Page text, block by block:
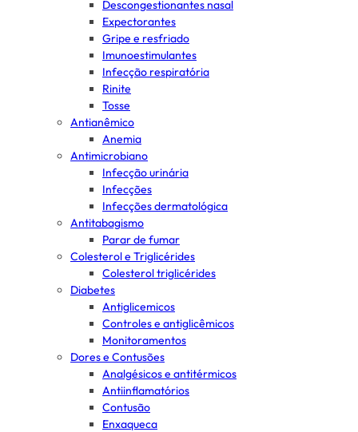
Descongestionantes nasal
Expectorantes
Gripe e resfriado
Imunoestimulantes
Infecção respiratória
Rinite
Tosse
Antianêmico
Anemia
Antimicrobiano
Infecção urinária
Infecções
Infecções dermatológica
Antitabagismo
Parar de fumar
Colesterol e Triglicérides
Colesterol triglicérides
Diabetes
Antiglicemicos
Controles e antiglicêmicos
Monitoramentos
Dores e Contusões
Analgésicos e antitérmicos
Antiinflamatórios
Contusão
Enxaqueca